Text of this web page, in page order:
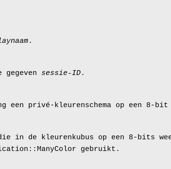
.
sessie-ID.
een privé-kleurenschema op een 8-bit
in de kleurenkubus op een 8-bits
gebruikt.